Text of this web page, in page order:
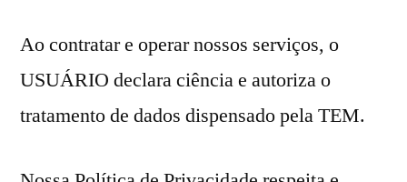
Ao contratar e operar nossos serviços, o
USUÁRIO declara ciência e autoriza o
tratamento de dados dispensado pela TEM.